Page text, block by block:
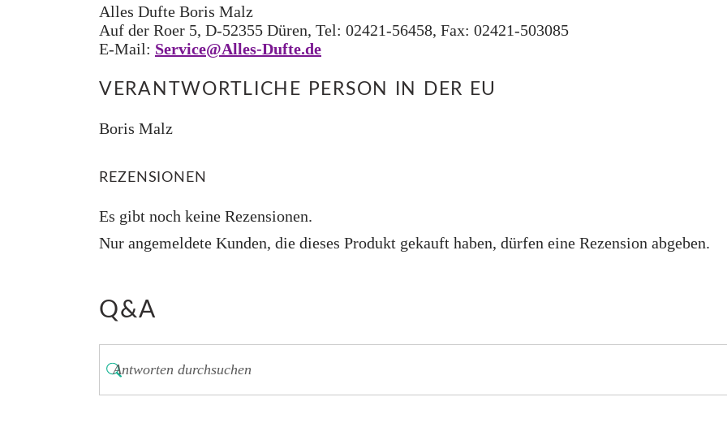
Alles Dufte Boris Malz
Auf der Roer 5, D-52355 Düren, Tel: 02421-56458, Fax: 02421-503085
E-Mail: Service@Alles-Dufte.de
VERANTWORTLICHE PERSON IN DER EU
Boris Malz
REZENSIONEN
Es gibt noch keine Rezensionen.
Nur angemeldete Kunden, die dieses Produkt gekauft haben, dürfen eine Rezension abgeben.
Q&A